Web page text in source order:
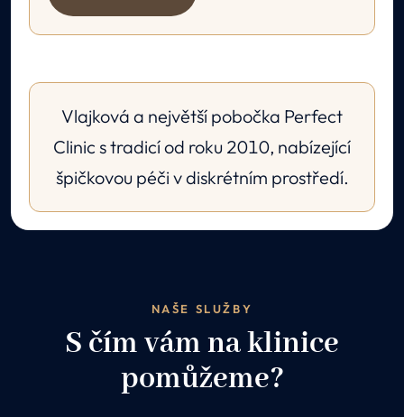
Vlajková a největší pobočka Perfect
Clinic s tradicí od roku 2010, nabízející
špičkovou péči v diskrétním prostředí.
NAŠE SLUŽBY
S čím vám na klinice
pomůžeme?